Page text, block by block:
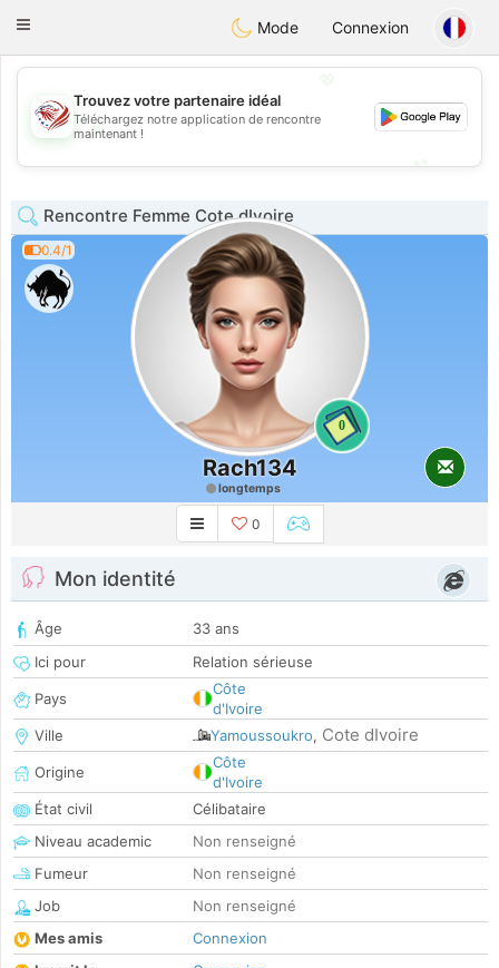
StatesDating
Toggle
Mode Connexion
💖
💕
Trouvez votre partenaire idéal
Téléchargez notre application de rencontre
maintenant !
Rencontre Femme Cote dIvoire
0.4/1
0
Rach134
longtemps
0
Mon identité
Âge
33 ans
Ici pour
Relation sérieuse
Pays
Côte
d'Ivoire
Ville
Yamoussoukro, Cote dIvoire
Origine
Côte
d'Ivoire
État civil
Célibataire
Niveau academic
Non renseigné
Fumeur
Non renseigné
Job
Non renseigné
Mes amis
Connexion